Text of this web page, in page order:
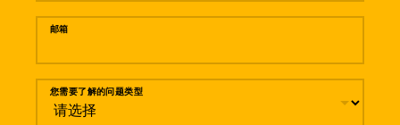
邮箱
您需要了解的问题类型